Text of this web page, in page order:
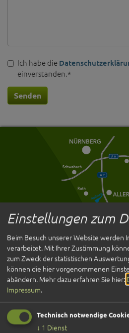
Ich habe die
einverstanden.*
Senden
Entdecken
Übernachten
Gastronomie
Veranstaltungen
Service
Kultur und Tourismus
Einstellungen zum
Beim Besuch unserer Website werden
verarbeitet. Mit Ihrer Zustimmung
zum Zweck der statistischen
können die hier vorgenommenen
abändern. Mehr dazu erfahren Sie hier:
Impressum.
Technisch notwendige
↓ 1 Dienst